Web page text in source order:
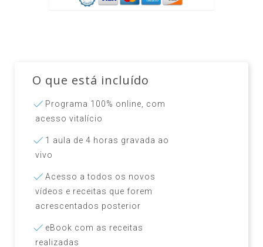
O que está incluído
Programa 100% online, com
acesso vitalício​
1 aula de 4 horas gravada ao
vivo​
Acesso a todos os novos
vídeos e receitas que forem
acrescentados posterior
eBook com as receitas
realizadas​